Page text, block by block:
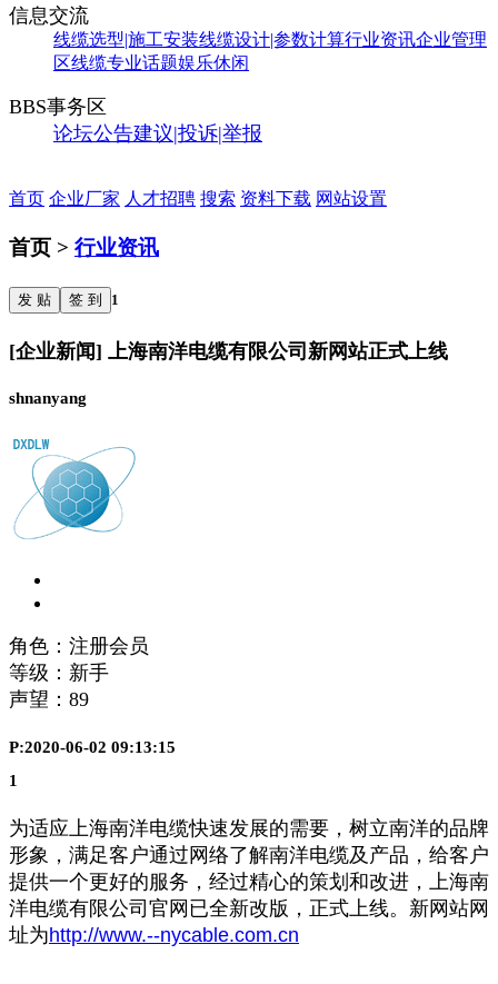
信息交流
线缆选型|施工安装线缆设计|参数计算行业资讯企业管理
区线缆专业话题娱乐休闲
BBS事务区
论坛公告建议|投诉|举报
首页 企业厂家 人才招聘 搜索 资料下载 网站设置
首页 > 行业资讯
发 贴 签 到 1
[企业新闻] 上海南洋电缆有限公司新网站正式上线
shnanyang
角色：注册会员
等级：新手
声望： 89
P:2020-06-02 09:13:15
1
为适应上海南洋电缆快速发展的需要，树立南洋的品牌
形象，满足客户通过网络了解南洋电缆及产品，给客户
提供一个更好的服务，经过精心的策划和改进，上海南
洋电缆有限公司官网已全新改版，正式上线。新网站网
址为http://www.--nycable.com.cn